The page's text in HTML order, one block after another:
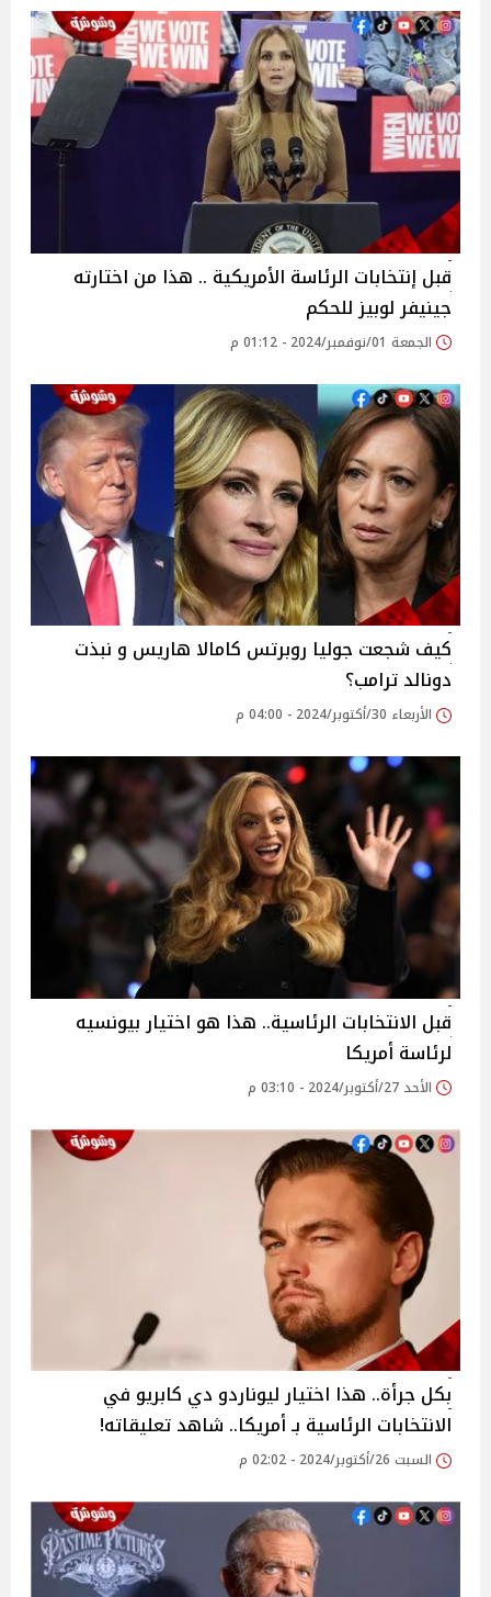
قبل إنتخابات الرئاسة الأمريكية .. هذا من اختارته
جينيفر لوبيز للحكم
الجمعة 01/نوفمبر/2024 - 01:12 م
كيف شجعت جوليا روبرتس كامالا هاريس و نبذت
دونالد ترامب؟
الأربعاء 30/أكتوبر/2024 - 04:00 م
قبل الانتخابات الرئاسية.. هذا هو اختيار بيونسيه
لرئاسة أمريكا
الأحد 27/أكتوبر/2024 - 03:10 م
بكل جرأة.. هذا اختيار ليوناردو دي كابريو في
الانتخابات الرئاسية بـ أمريكا.. شاهد تعليقاته!
السبت 26/أكتوبر/2024 - 02:02 م